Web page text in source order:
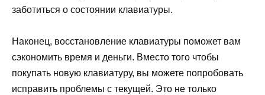
заботиться о состоянии клавиатуры.
Наконец, восстановление клавиатуры поможет вам
сэкономить время и деньги. Вместо того чтобы
покупать новую клавиатуру, вы можете попробовать
исправить проблемы с текущей. Это не только